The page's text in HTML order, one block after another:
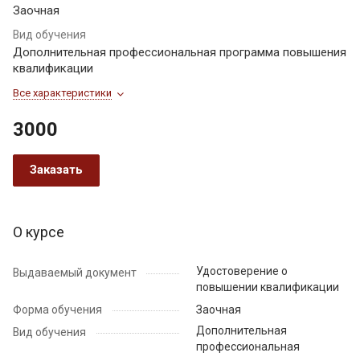
Заочная
Вид обучения
Дополнительная профессиональная программа повышения
квалификации
Все характеристики
3000
Заказать
О курсе
Выдаваемый документ
Удостоверение о
повышении квалификации
Форма обучения
Заочная
Вид обучения
Дополнительная
профессиональная